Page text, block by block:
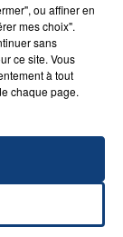
avoir
trois mois
ou affiner en
mes choix".
sans
ce site. Vous
à tout
chaque page.